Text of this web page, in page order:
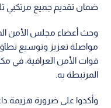
ضمان تقديم جميع مرتكبي
وحث أعضاء مجلس الأمن
مواصلة تعزيز وتوسيع
قوات الأمن العراقية، في
المرتبطة به.
وأكدوا على ضرورة هزيمة